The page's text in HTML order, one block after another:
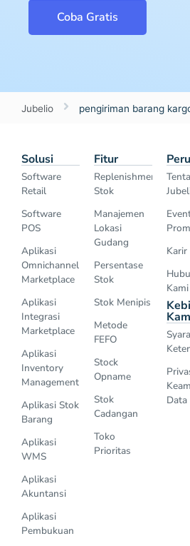
Coba Gratis
Jubelio pengiriman barang
Solusi
Software
Retail
Software
POS
Aplikasi
Omnichannel
Marketplace
Aplikasi
Integrasi
Marketplace
Aplikasi
Inventory
Management
Aplikasi Stok
Barang
Aplikasi
WMS
Aplikasi
Akuntansi
Aplikasi
Pembukuan
Fitur
Replenishment
Stok
Manajemen
Lokasi
Gudang
Persentase
Stok
Stok Menipis
Metode
FEFO
Stock
Opname
Stok
Cadangan
Toko
Prioritas
Karir
Kami
Data